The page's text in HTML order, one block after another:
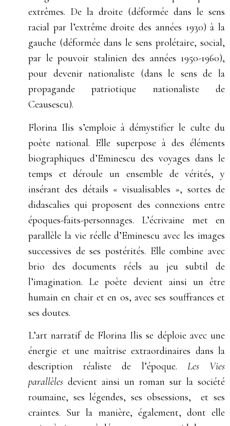
extrêmes. De la droite (déformée dans le sens
racial par l’extrême droite des années 1930) à la
gauche (déformée dans le sens prolétaire, social,
par le pouvoir stalinien des années 1950-1960),
pour devenir nationaliste (dans le sens de la
propagande patriotique nationaliste de
Ceausescu).
Florina Ilis s’emploie à démystifier le culte du
poète national. Elle superpose à des éléments
biographiques d’Eminescu des voyages dans le
temps et déroule un ensemble de vérités, y
insérant des détails « visualisables », sortes de
didascalies qui proposent des connexions entre
époques-faits-personnages. L’écrivaine met en
parallèle la vie réelle d’Eminescu avec les images
successives de ses postérités. Elle combine avec
brio des documents réels au jeu subtil de
l’imagination. Le poète devient ainsi un être
humain en chair et en os, avec ses souffrances et
ses doutes.
L’art narratif de Florina Ilis se déploie avec une
énergie et une maîtrise extraordinaires dans la
description réaliste de l’époque. Les Vies
parallèles devient ainsi un roman sur la société
roumaine, ses légendes, ses obsessions, et ses
craintes. Sur la manière, également, dont elle